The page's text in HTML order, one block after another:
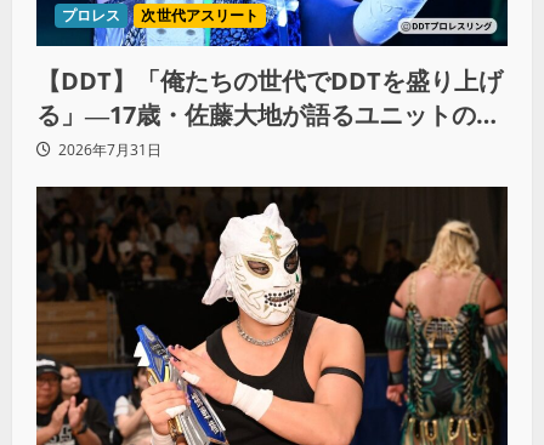
プロレス 次世代アスリート
【DDT】「俺たちの世代でDDTを盛り上げ
る」―17歳・佐藤大地が語るユニットの絆
とシングル王座への飽くなき野望
2026年7月31日